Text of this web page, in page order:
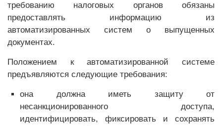
требованию налоговых органов обязаны
предоставлять информацию из
автоматизированных систем о выпущенных
документах.
Положением к автоматизированной системе
предъявляются следующие требования:
она должна иметь защиту от
несанкционированного доступа,
идентифицировать, фиксировать и сохранять